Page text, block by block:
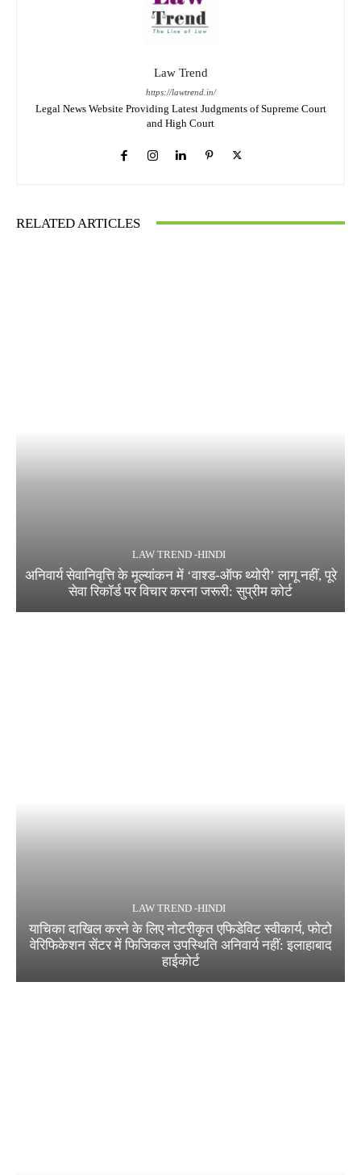
Law Trend
https://lawtrend.in/
Legal News Website Providing Latest Judgments of Supreme Court
and High Court
RELATED ARTICLES
LAW TREND -HINDI
अनिवार्य सेवानिवृत्ति के मूल्यांकन में ‘वाश्ड-ऑफ थ्योरी’ लागू नहीं, पूरे
सेवा रिकॉर्ड पर विचार करना जरूरी: सुप्रीम कोर्ट
LAW TREND -HINDI
याचिका दाखिल करने के लिए नोटरीकृत एफिडेविट स्वीकार्य, फोटो
वेरिफिकेशन सेंटर में फिजिकल उपस्थिति अनिवार्य नहीं: इलाहाबाद
हाईकोर्ट